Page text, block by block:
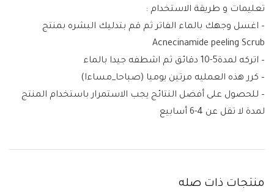
تعليمات و طريقة الاستخدام :
– اغسل وجهك بالماء الفاتر ثم قم بتدليك البشره بمنتج
Acnecinamide peeling Scrub
– اتركه لمدة5-10 دقائق ثم اشطفه جيدا بالماء
– كرر هذه العمليه مرتين يوميا (صباحا_مساءا)
– للحصول على أفضل النتائج يجب الاستمرار باستخدام المنتج
لمدة لا تقل عن 4-6 أسابيع
منتجات ذات صله